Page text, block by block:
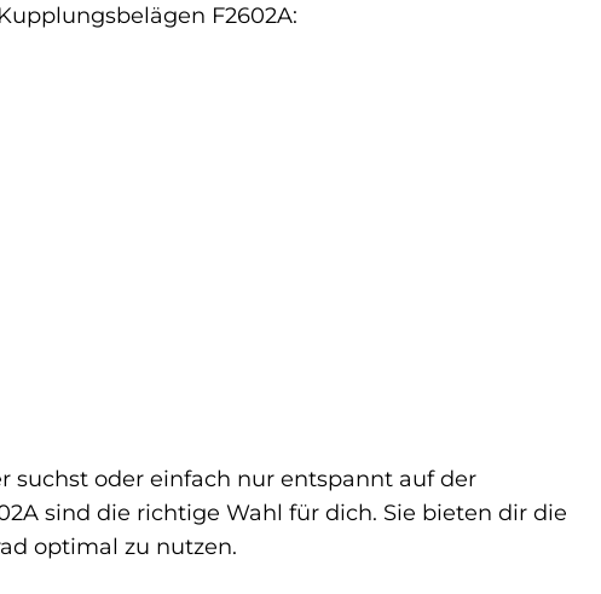
F2602A:
suchst oder einfach nur entspannt auf der
sind die richtige Wahl für dich. Sie bieten dir die
optimal zu nutzen.